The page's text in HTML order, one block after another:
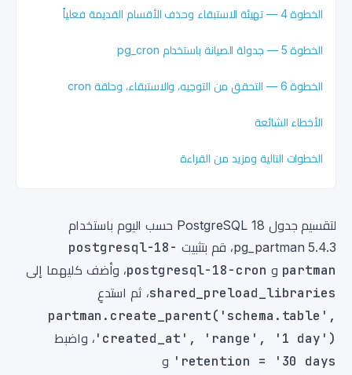
الخطوة 4 — تهيئة الاستبقاء وحذف الأقسام القديمة فعلياً
الخطوة 5 — جدولة الصيانة باستخدام pg_cron
الخطوة 6 — التحقق من التوجيه، والاستبقاء، وحلقة cron
الأخطاء الشائعة
الخطوات التالية ومزيد من القراءة
لتقسيم جدول PostgreSQL 18 حسب اليوم باستخدام
pg_partman 5.4.3، قم بتثبيت
postgresql-18-
partman و postgresql-18-cron، وأضف كليهما إلى
shared_preload_libraries، ثم استدعِ
partman.create_parent('schema.table',
'created_at', 'range', '1 day') ، واضبط
retention = '30 days' و